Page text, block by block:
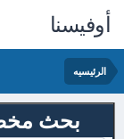
أوفيسنا
الرئيسيه
بحث